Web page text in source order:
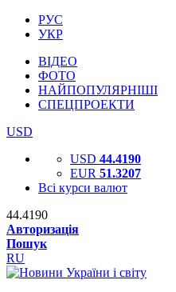
РУС
УКР
ВІДЕО
ФОТО
НАЙПОПУЛЯРНІШІ
СПЕЦПРОЕКТИ
USD
USD 44.4190
EUR 51.3207
Всі курси валют
44.4190
Авторизація
Пошук
RU